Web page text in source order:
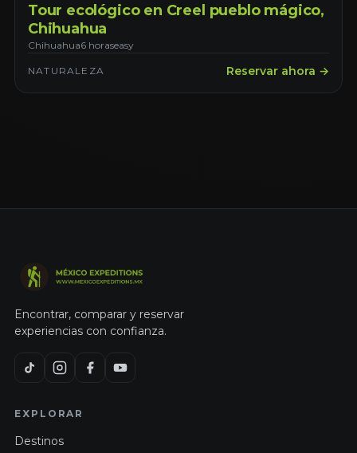
Tour ecológico en Creel pueblo mágico,
Chihuahua
Chihuahua6 horaseasy
NATURALEZA Reservar ahora →
Encontrar, comparar y reservar
experiencias con confianza.
EXPLORAR
Destinos